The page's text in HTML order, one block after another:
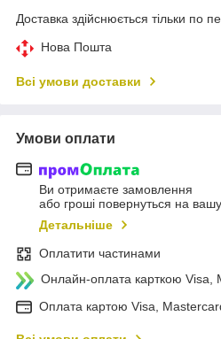
Доставка здійснюється тільки по
Нова Пошта
Всі умови доставки
Умови оплати
Ви отримаєте замовлення
або гроші повернуться на
Детальніше
Оплатити частинами
Онлайн-оплата карткою Visa,
Оплата картою Visa,